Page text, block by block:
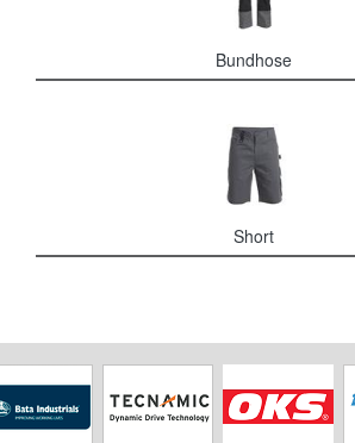
Bundhose
Short